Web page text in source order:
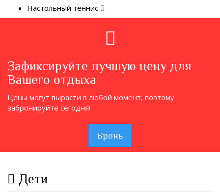
Настольный теннис
Зафиксируйте лучшую цену для
Вашего отдыха
Цены могут вырасти в любой момент, поэтому
забронируйте сегодня!
Бронь
Дети